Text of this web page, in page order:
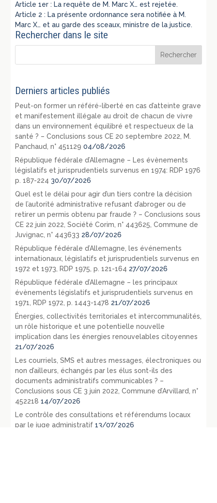
Article 1er : La requête de M. Marc X… est rejetée.
Article 2 : La présente ordonnance sera notifiée à M.
Marc X… et au garde des sceaux, ministre de la justice.
Rechercher dans le site
Derniers articles publiés
Peut-on former un référé-liberté en cas d’atteinte grave
et manifestement illégale au droit de chacun de vivre
dans un environnement équilibré et respectueux de la
santé ? – Conclusions sous CE 20 septembre 2022, M.
Panchaud, n° 451129 04/08/2026
République fédérale d’Allemagne – Les évènements
législatifs et jurisprudentiels survenus en 1974: RDP 1976
p. 187-224 30/07/2026
Quel est le délai pour agir d’un tiers contre la décision
de l’autorité administrative refusant d’abroger ou de
retirer un permis obtenu par fraude ? – Conclusions sous
CE 22 juin 2022, Société Corim, n° 443625, Commune de
Juvignac, n° 443633 28/07/2026
République fédérale d’Allemagne, les événements
internationaux, législatifs et jurisprudentiels survenus en
1972 et 1973, RDP 1975, p. 121-164 27/07/2026
République fédérale d’Allemagne – les principaux
évènements législatifs et jurisprudentiels survenus en
1971, RDP 1972, p. 1443-1478 21/07/2026
Énergies, collectivités territoriales et intercommunalités,
un rôle historique et une potentielle nouvelle
implication dans les énergies renouvelables citoyennes
21/07/2026
Les courriels, SMS et autres messages, électroniques ou
non d’ailleurs, échangés par les élus sont-ils des
documents administratifs communicables ? –
Conclusions sous CE 3 juin 2022, Commune d’Arvillard, n°
452218 14/07/2026
Le contrôle des consultations et référendums locaux
par le juge administratif 13/07/2026